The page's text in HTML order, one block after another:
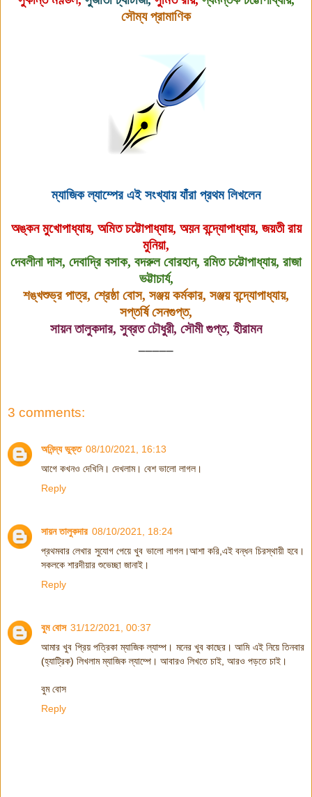
সৌম্য প্রামাণিক
ম্যাজিক ল্যাম্পের এই সংখ্যায় যাঁরা প্রথম লিখলেন
অঙ্কন মুখোপাধ্যায়, অমিত চট্টোপাধ্যায়, অয়ন বন্দ্যোপাধ্যায়, জয়তী রায়
মুনিয়া,
দেবলীনা দাস, দেবাদ্রি বসাক, বদরুল বোরহান, রমিত চট্টোপাধ্যায়, রাজা
ভট্টাচার্য,
শঙ্খশুভ্র পাত্র, শ্রেষ্ঠা বোস, সঞ্জয় কর্মকার, সঞ্জয় বন্দ্যোপাধ্যায়,
সপ্তর্ষি সেনগুপ্ত,
সায়ন তালুকদার, সুব্রত চৌধুরী, সৌমী গুপ্ত, হীরামন
3 comments:
অনিন্দ্য ভুক্ত 08/10/2021, 16:13
আগে কখনও দেখিনি। দেখলাম। বেশ ভালো লাগল।
Reply
সায়ন তালুকদার 08/10/2021, 18:24
প্রথমবার লেখার সুযোগ পেয়ে খুব ভালো লাগল।আশা করি,এই বন্ধন চিরস্থায়ী হবে।
সকলকে শারদীয়ার শুভেচ্ছা জানাই।
Reply
বুম বোস 31/12/2021, 00:37
আমার খুব প্রিয় পত্রিকা ম্যাজিক ল্যাম্প। মনের খুব কাছের। আমি এই নিয়ে তিনবার
(হ্যাট্রিক) লিখলাম ম্যাজিক ল্যাম্পে। আবারও লিখতে চাই, আরও পড়তে চাই।
বুম বোস
Reply